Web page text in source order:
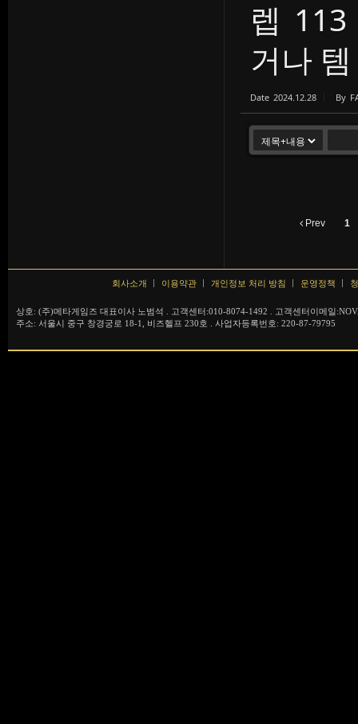
렙
거나
Date 2024.12.28 By
Prev 1
회사소개 이용약관 개인정보 처리 방침 운영정책
상호: (주)메타게임즈 대표이사 노범석 . 고객센터:010-8074-1492 . 고객센터이메일
주소: 서울시 중구 창경궁로 18-1, 비즈헬프 230호 . 사업자등록번호: 220-87-79795